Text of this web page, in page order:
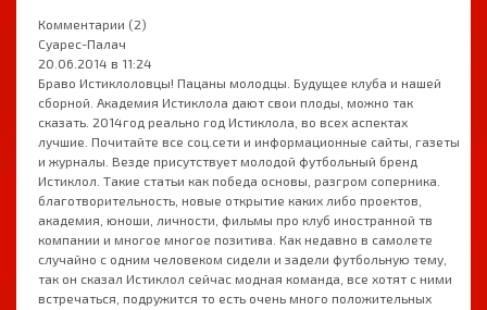
Комментарии (2)
Суарес-Палач
20.06.2014 в 11:24
Браво Истиклоловцы! Пацаны молодцы. Будущее клуба и нашей
сборной. Академия Истиклола дают свои плоды, можно так
сказать. 2014год реально год Истиклола, во всех аспектах
лучшие. Почитайте все соц.сети и информационные сайты, газеты
и журналы. Везде присутствует молодой футбольный бренд
Истиклол. Такие статьи как победа основы, разгром соперника.
благотворительность, новые открытие каких либо проектов,
академия, юноши, личности, фильмы про клуб иностранной тв
компании и многое многое позитива. Как недавно в самолете
случайно с одним человеком сидели и задели футбольную тему,
так он сказал Истиклол сейчас модная команда, все хотят с ними
встречаться, подружится то есть очень много положительных